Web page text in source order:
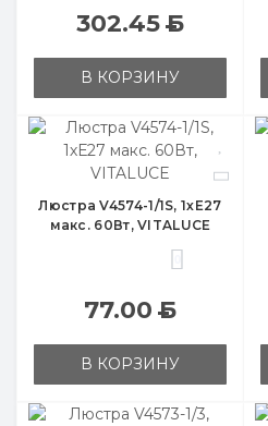
302.45Б
В КОРЗИНУ
Люстра V4574-1/1S, 1хЕ27
макс. 60Вт, VITALUCE
77.00Б
В КОРЗИНУ